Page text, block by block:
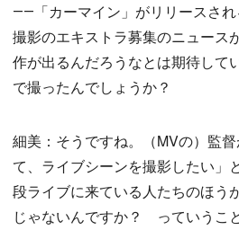
――「カーマイン」がリリースさ
撮影のエキストラ募集のニュース
作が出るんだろうなとは期待して
で撮ったんでしょうか？
細美：そうですね。（MVの）監
て、ライブシーンを撮影したい」
段ライブに来ている人たちのほう
じゃないんですか？ っていうこ